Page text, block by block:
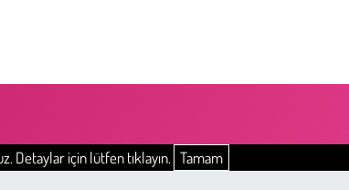
Detaylar için lütfen tıklayın. Tamam